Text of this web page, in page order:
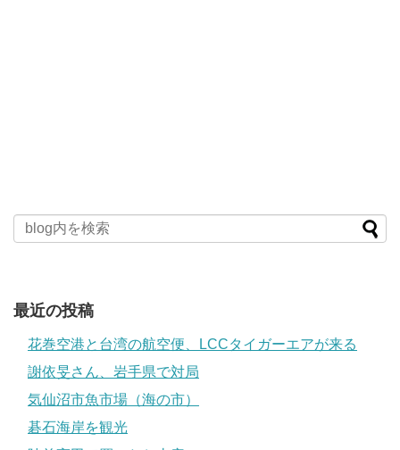
最近の投稿
花巻空港と台湾の航空便、LCCタイガーエアが来る
謝依旻さん、岩手県で対局
気仙沼市魚市場（海の市）
碁石海岸を観光